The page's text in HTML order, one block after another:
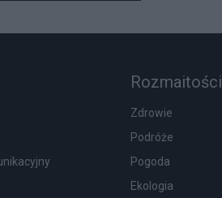
Rozmaitości
Zdrowie
Podróże
Pogoda
Ekologia